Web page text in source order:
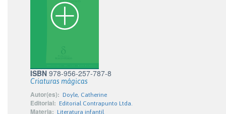
ISBN 978-956-257-787-8
Criaturas mágicas
Autor(es): Doyle, Catherine
Editorial: Editorial Contrapunto Ltda.
Materia: Literatura infantil